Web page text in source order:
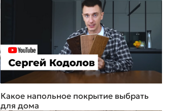
Какое напольное покрытие выбрать
для дома